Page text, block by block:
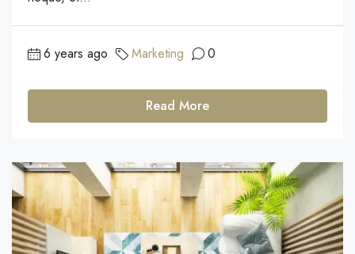
6 years ago Marketing 0
Read More